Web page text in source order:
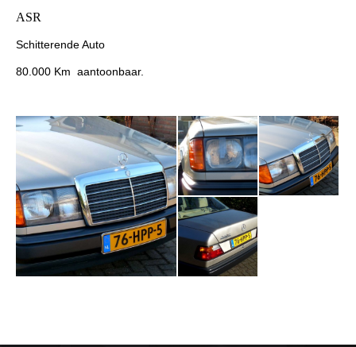
ASR
Schitterende Auto
80.000 Km aantoonbaar.